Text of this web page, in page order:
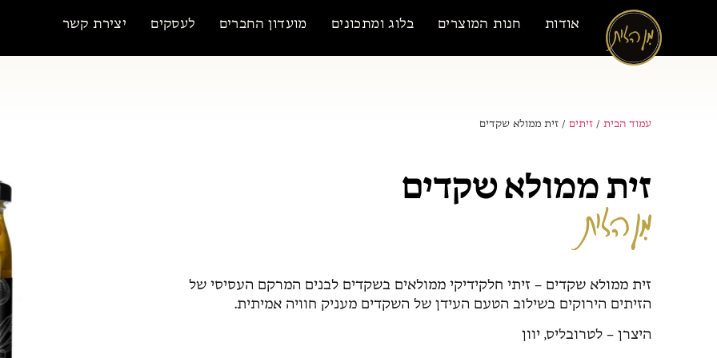
אודות חנות המוצרים בלוג ומתכונים מועדון החברים לעסקים יצירת קשר
עמוד הבית / זיתים / זית ממולא שקדים
זית ממולא שקדים
זית ממולא שקדים – זיתי חלקידיקי ממולאים בשקדים לבנים המרקם העסיסי של
הזיתים הירוקים בשילוב הטעם העידן של השקדים מעניק חוויה אמיתית.
היצרן – לטרובליס, יוון